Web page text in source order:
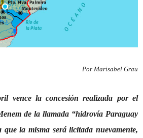
Por Marisabel Grau
vence la concesión realizada por el
de la llamada “hidrovía Paraguay
la misma será licitada nuevamente,